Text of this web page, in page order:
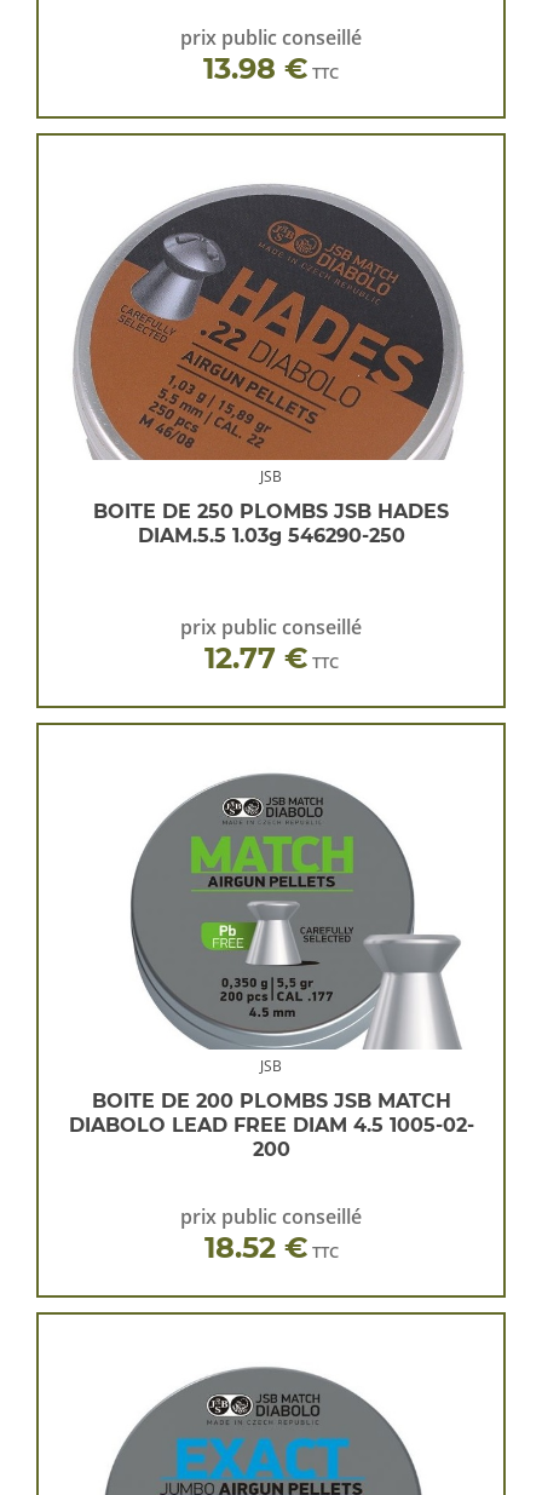
prix public conseillé
13.98 € TTC
JSB
BOITE DE 250 PLOMBS JSB HADES
DIAM.5.5 1.03g 546290-250
prix public conseillé
12.77 € TTC
JSB
BOITE DE 200 PLOMBS JSB MATCH
DIABOLO LEAD FREE DIAM 4.5 1005-02-
200
prix public conseillé
18.52 € TTC